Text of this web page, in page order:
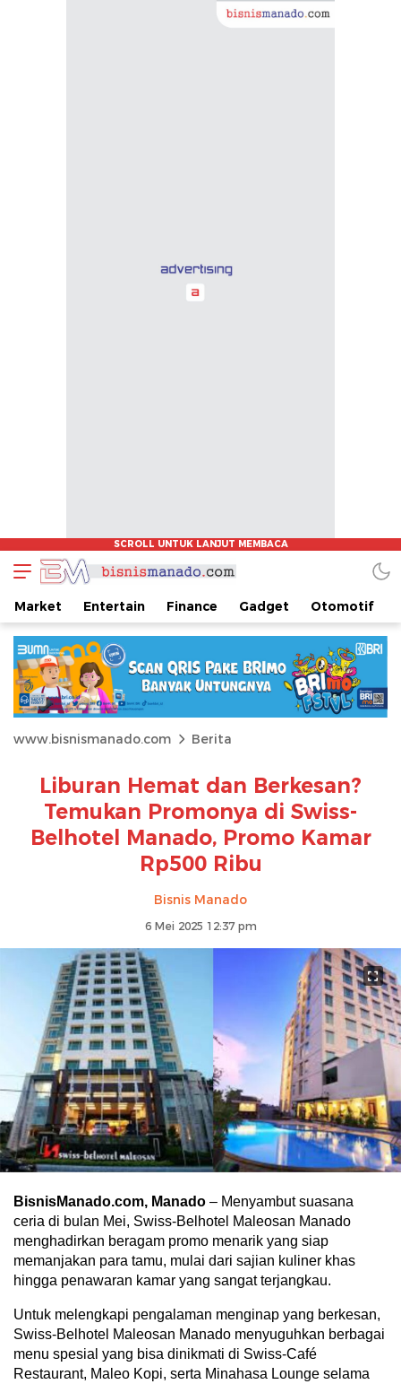
Market Entertain Finance Gadget Otomotif
www.bisnismanado.com Berita
Liburan Hemat dan Berkesan?
Temukan Promonya di Swiss-
Belhotel Manado, Promo Kamar
Rp500 Ribu
Bisnis Manado
6 Mei 2025 12:37 pm
BisnisManado.com, Manado – Menyambut suasana
ceria di bulan Mei, Swiss-Belhotel Maleosan Manado
menghadirkan beragam promo menarik yang siap
memanjakan para tamu, mulai dari sajian kuliner khas
hingga penawaran kamar yang sangat terjangkau.
Untuk melengkapi pengalaman menginap yang berkesan,
Swiss-Belhotel Maleosan Manado menyuguhkan berbagai
menu spesial yang bisa dinikmati di Swiss-Café
Restaurant, Maleo Kopi, serta Minahasa Lounge selama